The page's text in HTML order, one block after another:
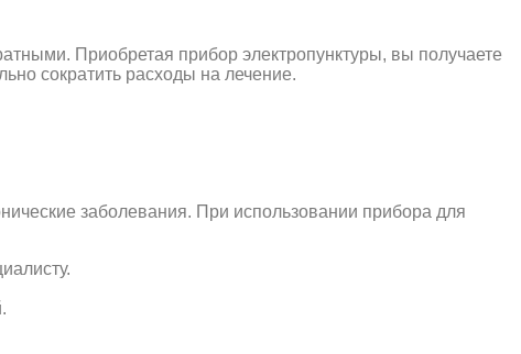
Приобретая прибор электропунктуры, вы получаете
сократить расходы на лечение.
заболевания. При использовании прибора для